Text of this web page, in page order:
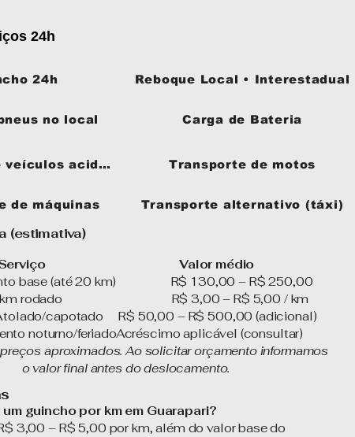
24h
24h
no local
Reboque Local • Interestadual
Carga de Bateria
veículos acidentados
de máquinas
Transporte de motos
Transporte alternativo (táxi)
(estimativa)
Valor médio
base (até 20 km) R$ 130,00 – R$ 250,00
km rodado R$ 3,00 – R$ 5,00 / km
capotado R$ 50,00 – R$ 500,00 (adicional)
noturno/feriadoAcréscimo aplicável (consultar)
aproximados. Ao solicitar orçamento informamos
o valor final antes do deslocamento.
guincho por km em Guarapari?
3,00 – R$ 5,00 por km, além do valor base do